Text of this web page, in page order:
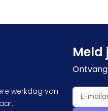
Meld
werkdag van